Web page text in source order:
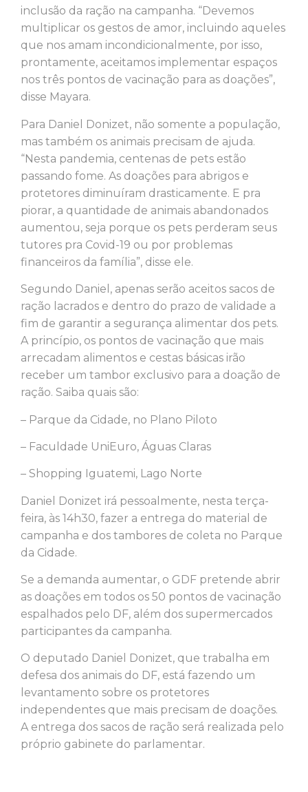
inclusão da ração na campanha. “Devemos
multiplicar os gestos de amor, incluindo aqueles
que nos amam incondicionalmente, por isso,
prontamente, aceitamos implementar espaços
nos três pontos de vacinação para as doações”,
disse Mayara.
Para Daniel Donizet, não somente a população,
mas também os animais precisam de ajuda.
“Nesta pandemia, centenas de pets estão
passando fome. As doações para abrigos e
protetores diminuíram drasticamente. E pra
piorar, a quantidade de animais abandonados
aumentou, seja porque os pets perderam seus
tutores pra Covid-19 ou por problemas
financeiros da família”, disse ele.
Segundo Daniel, apenas serão aceitos sacos de
ração lacrados e dentro do prazo de validade a
fim de garantir a segurança alimentar dos pets.
A princípio, os pontos de vacinação que mais
arrecadam alimentos e cestas básicas irão
receber um tambor exclusivo para a doação de
ração. Saiba quais são:
– Parque da Cidade, no Plano Piloto
– Faculdade UniEuro, Águas Claras
– Shopping Iguatemi, Lago Norte
Daniel Donizet irá pessoalmente, nesta terça-
feira, às 14h30, fazer a entrega do material de
campanha e dos tambores de coleta no Parque
da Cidade.
Se a demanda aumentar, o GDF pretende abrir
as doações em todos os 50 pontos de vacinação
espalhados pelo DF, além dos supermercados
participantes da campanha.
O deputado Daniel Donizet, que trabalha em
defesa dos animais do DF, está fazendo um
levantamento sobre os protetores
independentes que mais precisam de doações.
A entrega dos sacos de ração será realizada pelo
próprio gabinete do parlamentar.